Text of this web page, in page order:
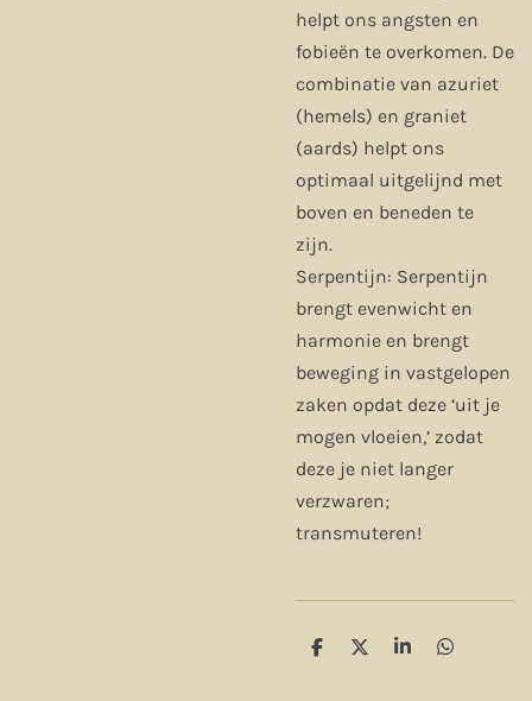
helpt ons angsten en
fobieën te overkomen. De
combinatie van azuriet
(hemels) en graniet
(aards) helpt ons
optimaal uitgelijnd met
boven en beneden te
zijn.
Serpentijn: Serpentijn
brengt evenwicht en
harmonie en brengt
beweging in vastgelopen
zaken opdat deze ‘uit je
mogen vloeien,’ zodat
deze je niet langer
verzwaren;
transmuteren!
D
D
S
D